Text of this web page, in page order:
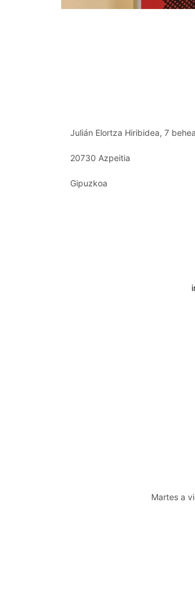
Julián Elortza Hiribidea, 7 behea
20730 Azpeitia
Gipuzkoa
Martes a